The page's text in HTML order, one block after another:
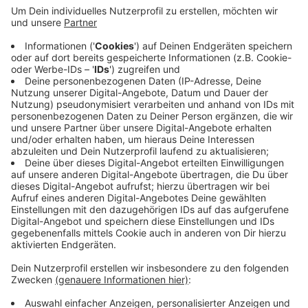
Täter festzunehmen. Die konnten aber zunächst
versuchten noch wegzulaufen. Gegen ihre
Festnahme wehrten sie sich massiv, aber letzten
Endes ohne Erfolg. Mehrere Waffen und das
Fluchtauto wurden vom Gericht eingezogen. Der
Komplize des Wuppertalers, ein Mann aus Aachen
wurde ebenfalls verurteilt - zu drei Jahren Haft.
Veröffentlicht:Mittwoch, 02.06.2021 11:19
Anzeige
Anzeige